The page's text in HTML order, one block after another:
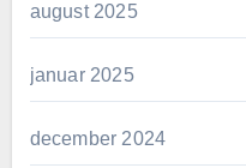
august 2025
januar 2025
december 2024